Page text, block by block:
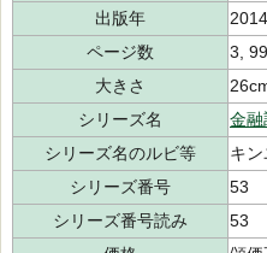
出版年
ページ数
3,
大きさ
シリーズ名
金融
シリーズ名のルビ等
キ
シリーズ番号
53
シリーズ番号読み
53